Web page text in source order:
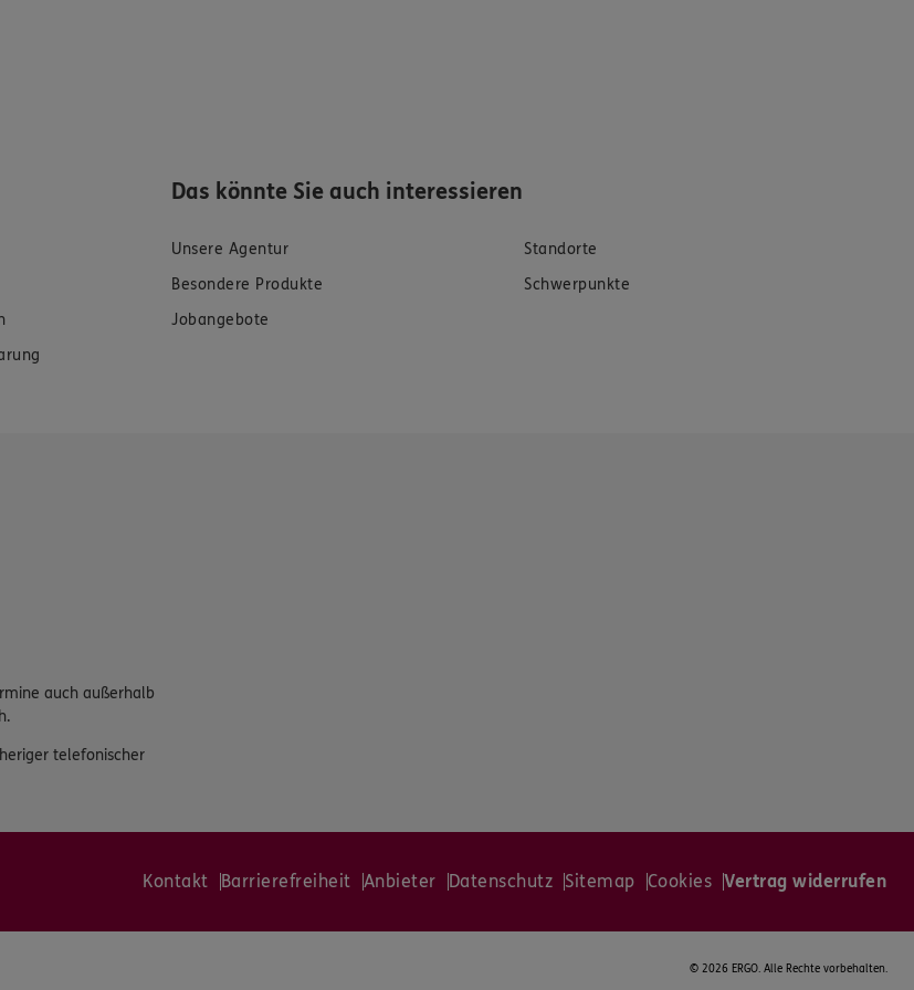
Das könnte Sie auch interessieren
Unsere Agentur
Standorte
Besondere Produkte
Schwerpunkte
Jobangebote
auch außerhalb
telefonischer
Kontakt Barrierefreiheit Anbieter Datenschutz Sitemap Cookies Vertrag widerrufen
© 2026 ERGO. Alle Rechte vorbehalten.